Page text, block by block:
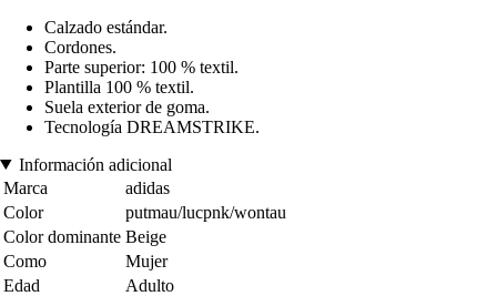
Calzado estándar.
Cordones.
Parte superior: 100 % textil.
Plantilla 100 % textil.
Suela exterior de goma.
Tecnología DREAMSTRIKE.
Información adicional
Marca
adidas
Color
putmau/lucpnk/wontau
Color dominante Beige
Como
Mujer
Edad
Adulto